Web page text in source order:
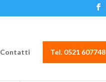
Contatti Tel. 0521 607748